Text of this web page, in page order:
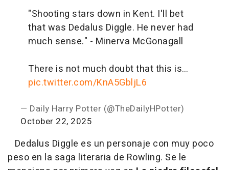
"Shooting stars down in Kent. I'll bet
that was Dedalus Diggle. He never had
much sense." - Minerva McGonagall
There is not much doubt that this is…
pic.twitter.com/KnA5GbljL6
— Daily Harry Potter (@TheDailyHPotter)
October 22, 2025
Dedalus Diggle es un personaje con muy poco
peso en la saga literaria de Rowling. Se le